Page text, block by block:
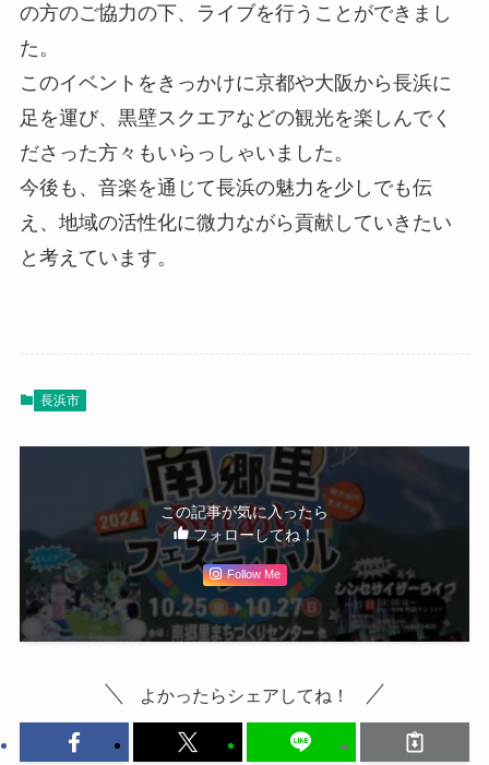
の方のご協力の下、ライブを行うことができまし
た。
このイベントをきっかけに京都や大阪から長浜に
足を運び、黒壁スクエアなどの観光を楽しんでく
ださった方々もいらっしゃいました。
今後も、音楽を通じて長浜の魅力を少しでも伝
え、地域の活性化に微力ながら貢献していきたい
と考えています。
長浜市
この記事が気に入ったら
フォローしてね！
Follow Me
よかったらシェアしてね！